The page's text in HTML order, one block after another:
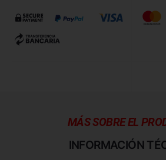
MÁS SOBRE EL
INFORMACIÓN